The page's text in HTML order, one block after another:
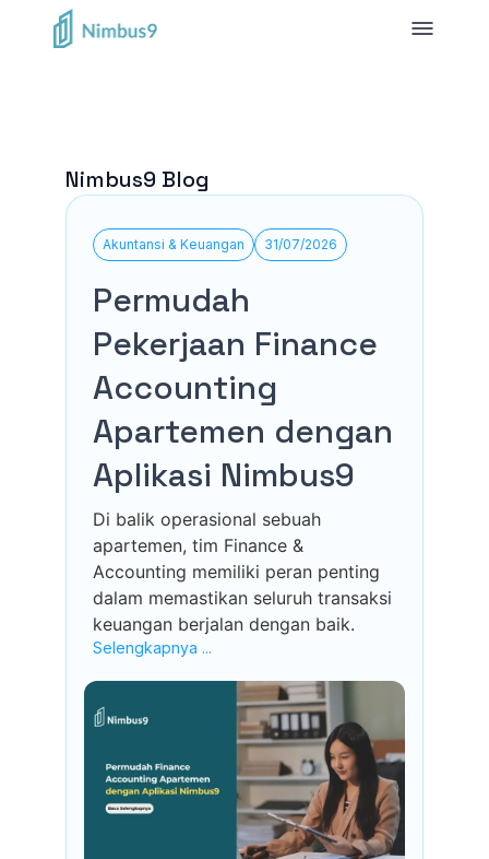
Nimbus9 Blog
Akuntansi & Keuangan 31/07/2026
Permudah
Pekerjaan Finance
Accounting
Apartemen dengan
Aplikasi Nimbus9
Di balik operasional sebuah
apartemen, tim Finance &
Accounting memiliki peran penting
dalam memastikan seluruh transaksi
keuangan berjalan dengan baik.
Selengkapnya ...